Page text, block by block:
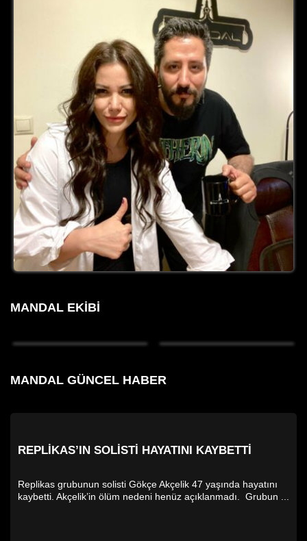
MANDAL EKIBI
MANDAL GÜNCEL HABER
REPLIKAS’IN SOLISTI HAYATINI KAYBETTI
Replikas grubunun solisti Gökçe Akçelik 47 yaşında hayatını
kaybetti. Akçelik’in ölüm nedeni henüz açıklanmadı. Grubun ...